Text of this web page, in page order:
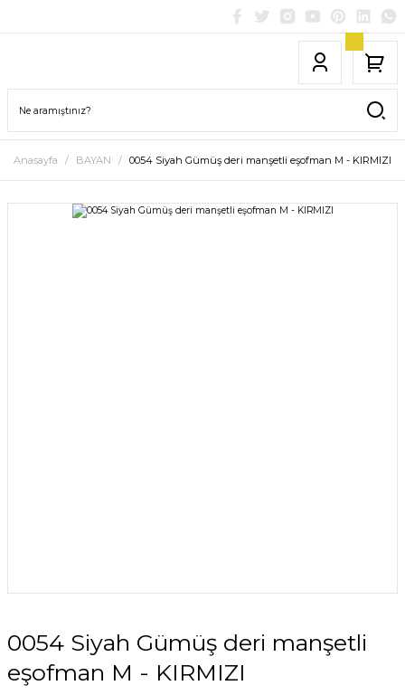
Anasayfa BAYAN 0054 Siyah Gümüş deri manşetli eşofman M - KIRMIZI
0054 Siyah Gümüş deri manşetli
eşofman M - KIRMIZI